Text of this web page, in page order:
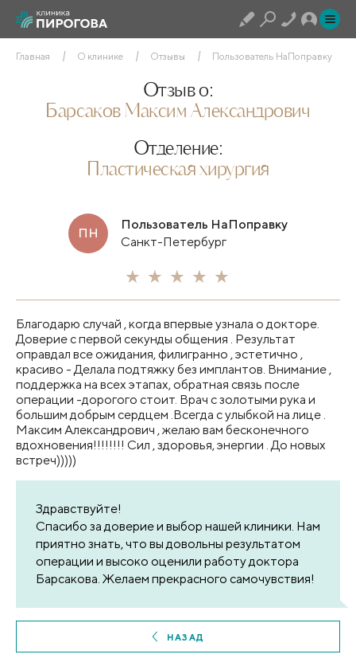
Главная О клинике Отзывы Пользователь НаПоправку
Отзыв о:
Барсаков Максим Александрович
Отделение:
Пластическая хирургия
ПН
Пользователь НаПоправку
Санкт-Петербург
Благодарю случай , когда впервые узнала о докторе.
Доверие с первой секунды общения . Результат
оправдал все ожидания, филигранно , эстетично ,
красиво - Делала подтяжку без имплантов. Внимание ,
поддержка на всех этапах, обратная связь после
операции -дорогого стоит. Врач с золотыми рука и
большим добрым сердцем .Всегда с улыбкой на лице .
Максим Александрович , желаю вам бесконечного
вдохновения!!!!!!!! Сил , здоровья, энергии . До новых
встреч)))))
Здравствуйте!
Спасибо за доверие и выбор нашей клиники. Нам
приятно знать, что вы довольны результатом
операции и высоко оценили работу доктора
Барсакова. Желаем прекрасного самочувствия!
НАЗАД